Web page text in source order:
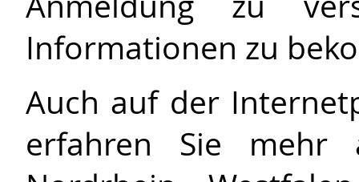
Informationen zu
Auch auf der
erfahren Sie mehr